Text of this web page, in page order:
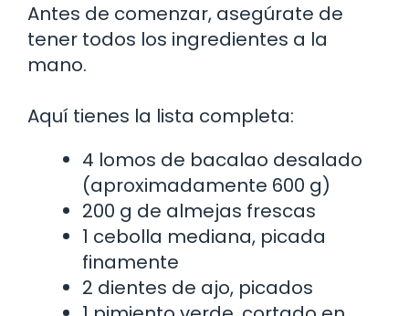
Antes de comenzar, asegúrate de
tener todos los ingredientes a la
mano.
Aquí tienes la lista completa:
4 lomos de bacalao desalado
(aproximadamente 600 g)
200 g de almejas frescas
1 cebolla mediana, picada
finamente
2 dientes de ajo, picados